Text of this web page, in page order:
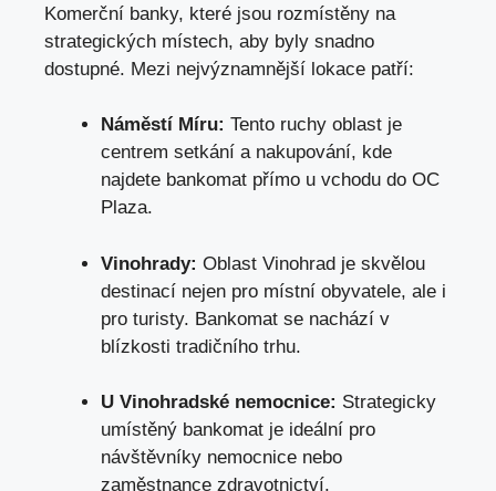
Komerční banky, které jsou rozmístěny na
strategických místech, aby byly snadno
dostupné. Mezi nejvýznamnější lokace patří:
Náměstí Míru: Tento ruchy oblast je
centrem setkání a nakupování, kde
najdete bankomat přímo u vchodu do OC
Plaza.
Vinohrady: Oblast Vinohrad je skvělou
destinací nejen pro místní obyvatele, ale i
pro turisty. Bankomat se nachází v
blízkosti tradičního trhu.
U Vinohradské nemocnice: Strategicky
umístěný bankomat je ideální pro
návštěvníky nemocnice nebo
zaměstnance zdravotnictví.